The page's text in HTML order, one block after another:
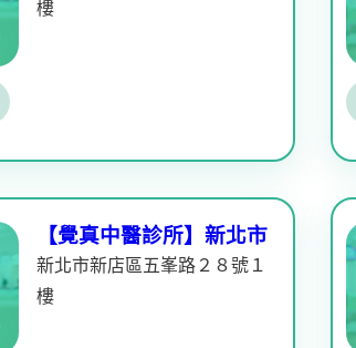
樓
【覺真中醫診所】新北市
新北市新店區五峯路２８號１
樓